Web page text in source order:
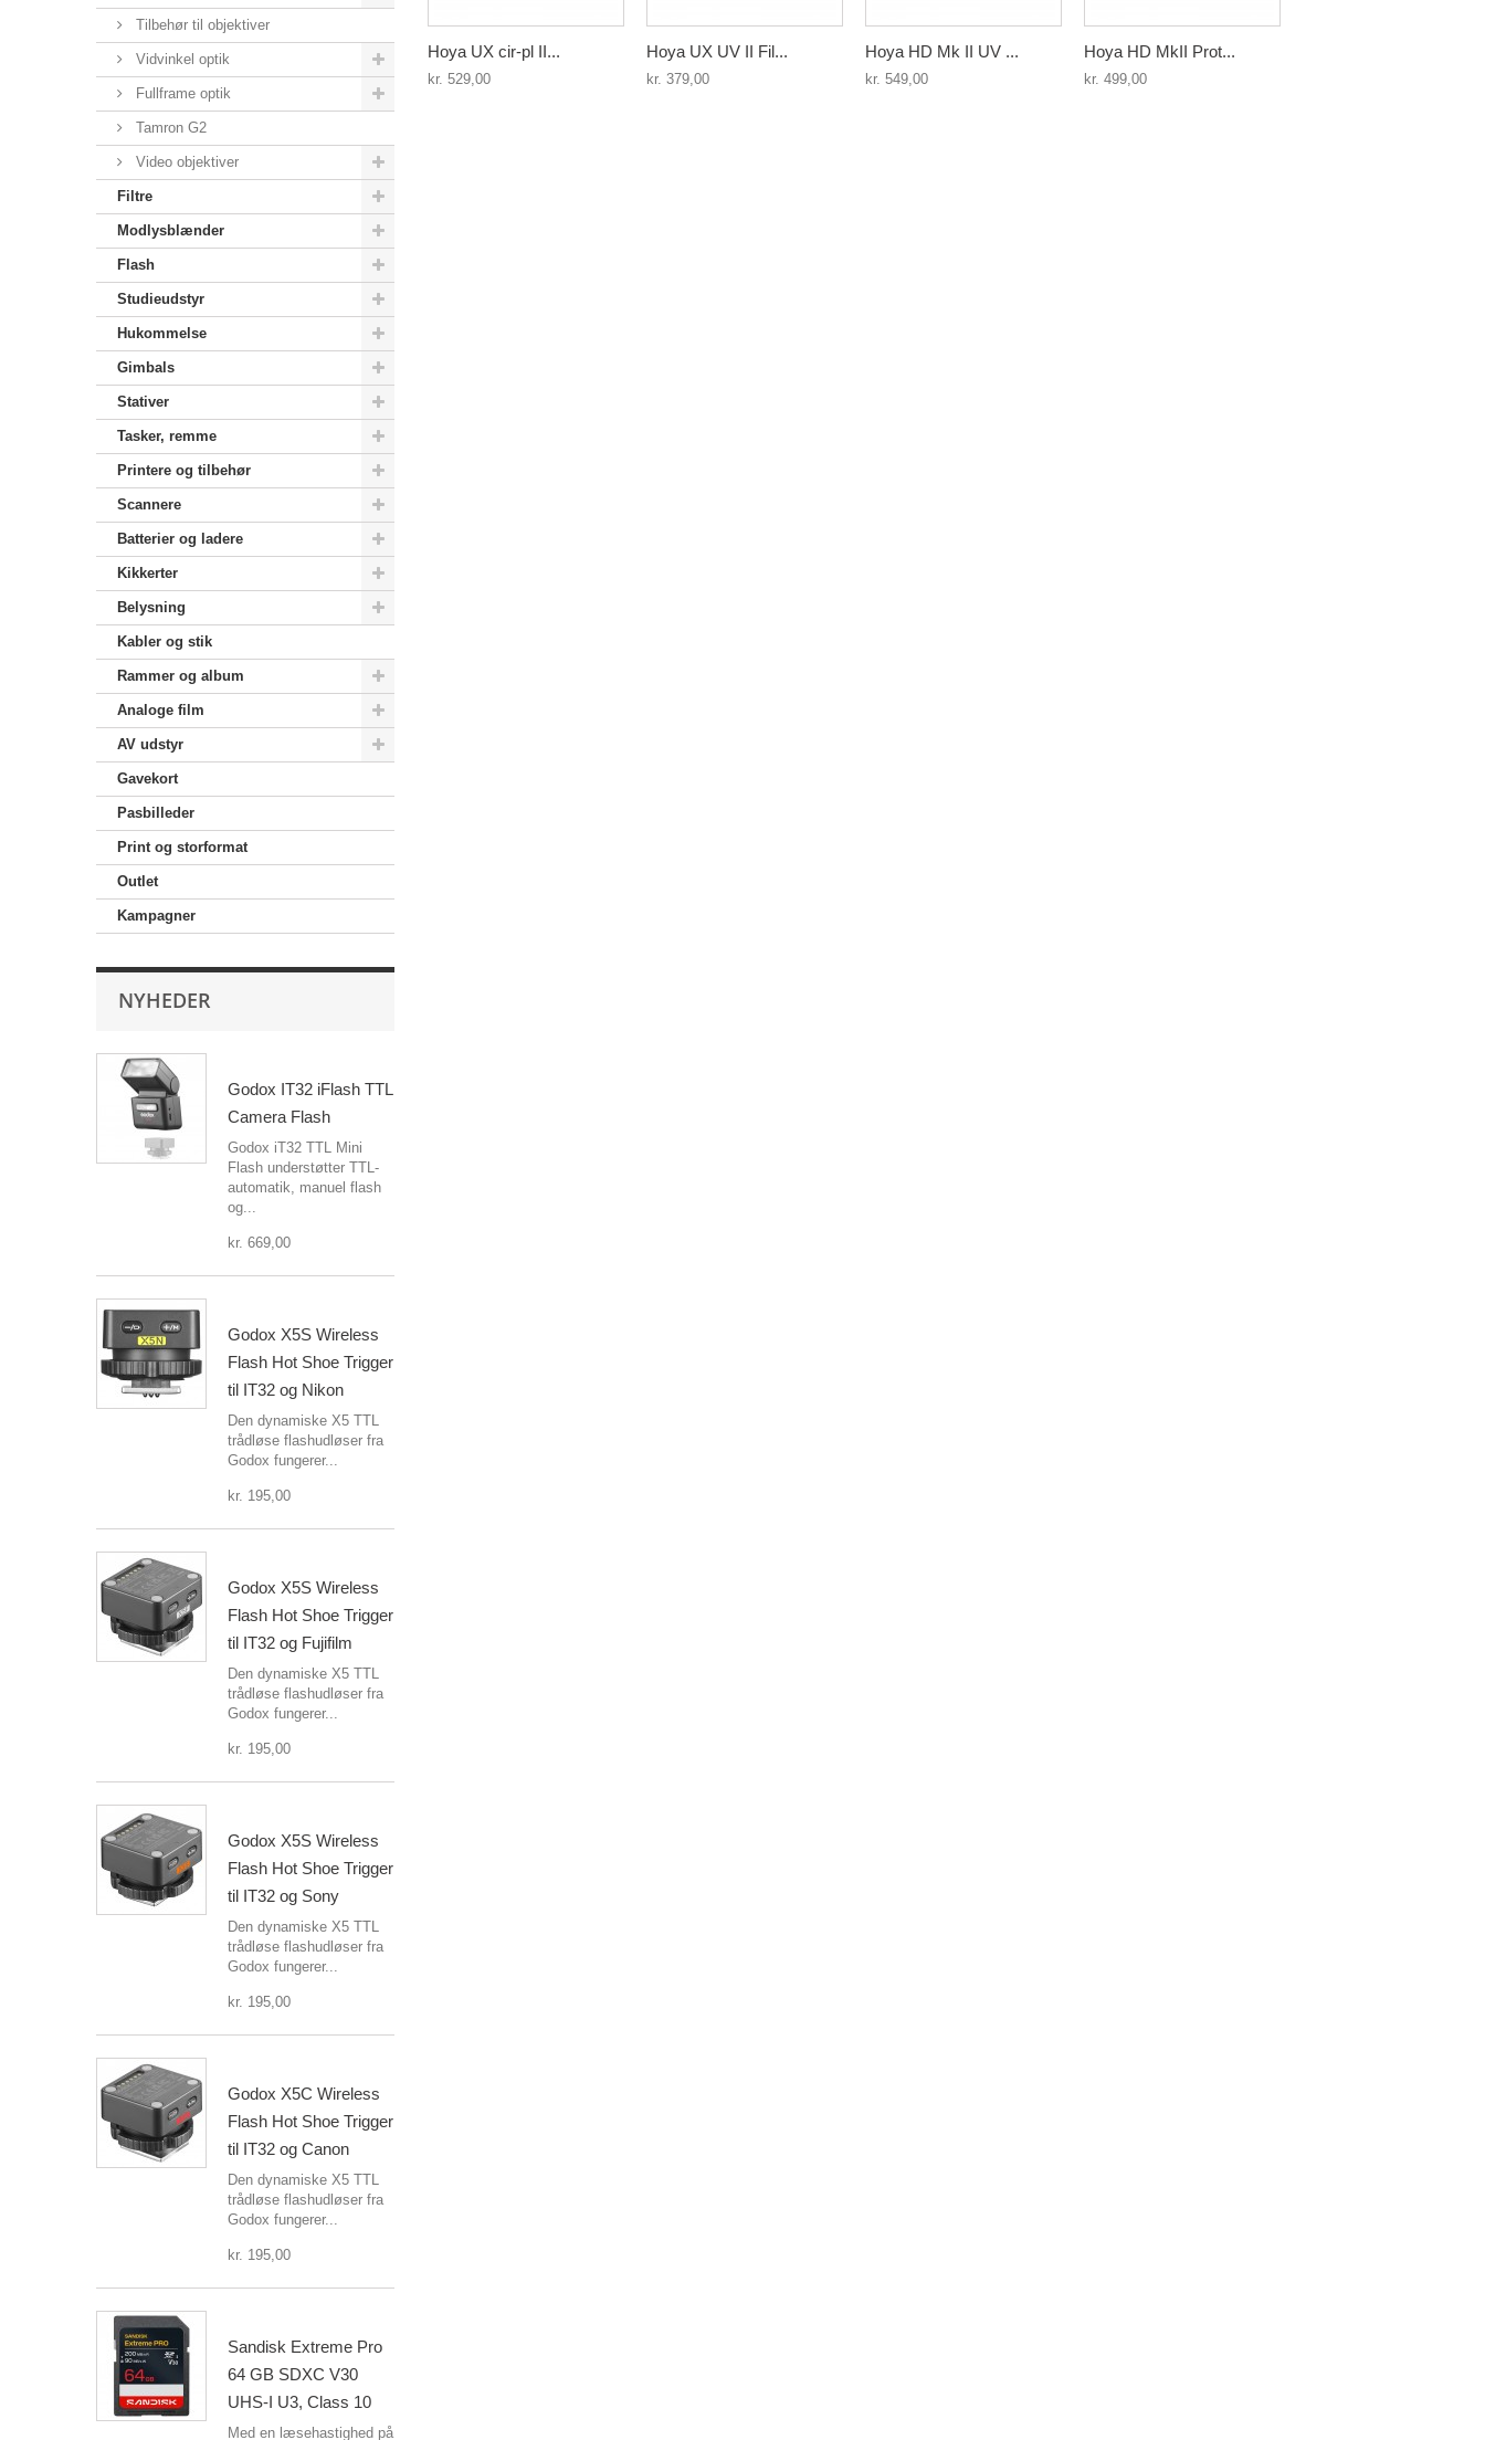
Tilbehør til objektiver
Vidvinkel optik
Fullframe optik
Tamron G2
Video objektiver
Filtre
Modlysblænder
Flash
Studieudstyr
Hukommelse
Gimbals
Stativer
Tasker, remme
Printere og tilbehør
Scannere
Batterier og ladere
Kikkerter
Belysning
Kabler og stik
Rammer og album
Analoge film
AV udstyr
Gavekort
Pasbilleder
Print og storformat
Outlet
Kampagner
NYHEDER
Godox IT32 iFlash TTL
Camera Flash
Godox iT32 TTL Mini
Flash understøtter TTL-
automatik, manuel flash
og...
kr. 669,00
Godox X5S Wireless
Flash Hot Shoe Trigger
til IT32 og Nikon
Den dynamiske X5 TTL
trådløse flashudløser fra
Godox fungerer...
kr. 195,00
Godox X5S Wireless
Flash Hot Shoe Trigger
til IT32 og Fujifilm
Den dynamiske X5 TTL
trådløse flashudløser fra
Godox fungerer...
kr. 195,00
Godox X5S Wireless
Flash Hot Shoe Trigger
til IT32 og Sony
Den dynamiske X5 TTL
trådløse flashudløser fra
Godox fungerer...
kr. 195,00
Godox X5C Wireless
Flash Hot Shoe Trigger
til IT32 og Canon
Den dynamiske X5 TTL
trådløse flashudløser fra
Godox fungerer...
kr. 195,00
Sandisk Extreme Pro
64 GB SDXC V30
UHS-I U3, Class 10
Med en læsehastighed på
Hoya UX cir-pl II...
kr. 529,00
Hoya UX UV II Fil...
kr. 379,00
Hoya HD Mk II UV ...
kr. 549,00
Hoya HD MkII Prot...
kr. 499,00